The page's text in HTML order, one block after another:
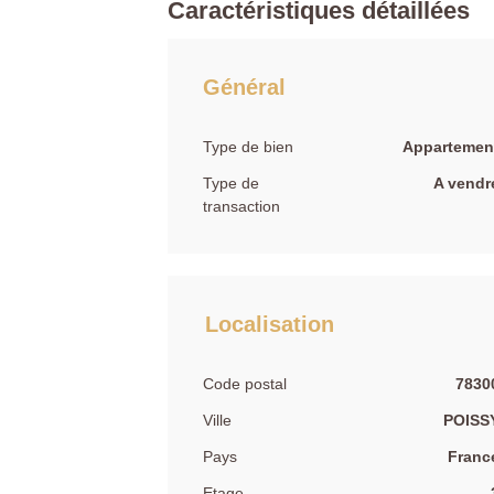
Caractéristiques détaillées
Général
Type de bien
Type de
transaction
A
Localisation
Code postal
Ville
Pays